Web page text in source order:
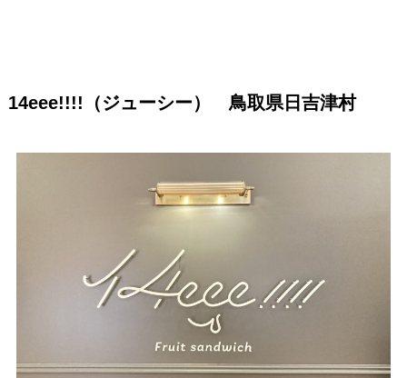
14eee!!!!（ジューシー） 鳥取県日吉津村